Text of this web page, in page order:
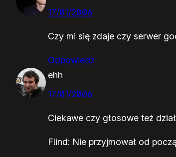
17/01/2006
Czy mi się zdaje czy serwer
Odpowiedz
ehh
17/01/2006
Ciekawe czy głosowe też
Flind: Nie przyjmował od